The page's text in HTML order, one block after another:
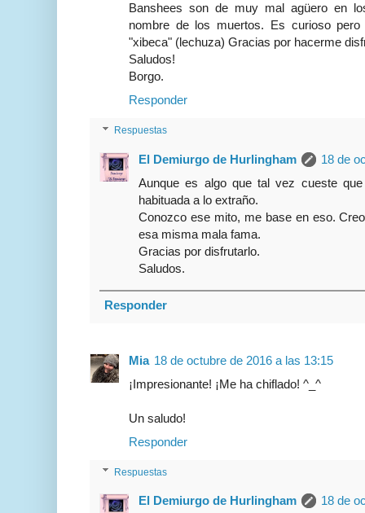
Banshees son de muy mal agüero en
nombre de los muertos. Es curioso
"xibeca" (lechuza) Gracias por hacerme
Saludos!
Borgo.
Responder
Respuestas
El Demiurgo de Hurlingham
18 de
Aunque es algo que tal vez cueste
habituada a lo extraño.
Conozco ese mito, me base en eso.
esa misma mala fama.
Gracias por disfrutarlo.
Saludos.
Responder
Mia 18 de octubre de 2016 a las 13:15
¡Impresionante! ¡Me ha chiflado! ^_^
Un saludo!
Responder
Respuestas
El Demiurgo de Hurlingham
18 de